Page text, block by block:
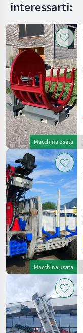
interessarti:
Macchina usata
Macchina usata